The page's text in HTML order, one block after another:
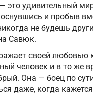
это удивительный
и пробыв
не будешь
Савюк.
своей любовью
человек и в то же
Она — боец по
даже, когда